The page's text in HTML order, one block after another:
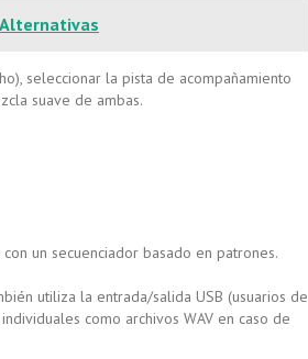
Alternativas
seleccionar la pista de acompañamiento
suave de ambas.
un secuenciador basado en patrones.
utiliza la entrada/salida USB (usuarios de
como archivos WAV en caso de